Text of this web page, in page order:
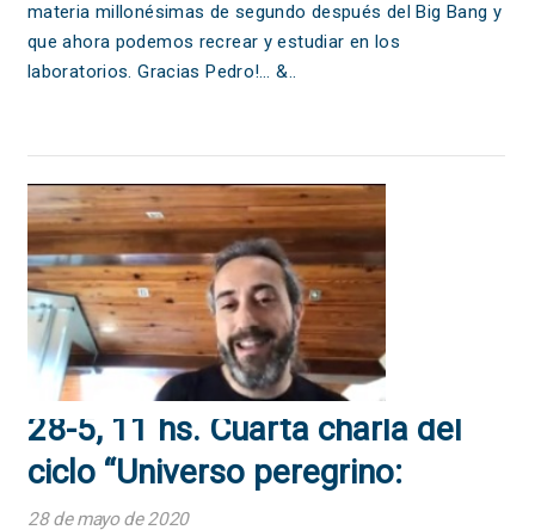
materia millonésimas de segundo después del Big Bang y
que ahora podemos recrear y estudiar en los
laboratorios. Gracias Pedro!… &..
28-5, 11 hs. Cuarta charla del
ciclo “Universo peregrino:
ciencia gallega hacia el mundo”
28 de mayo de 2020